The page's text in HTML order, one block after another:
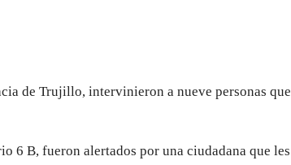
de Trujillo, intervinieron a nueve personas que
6 B, fueron alertados por una ciudadana que les